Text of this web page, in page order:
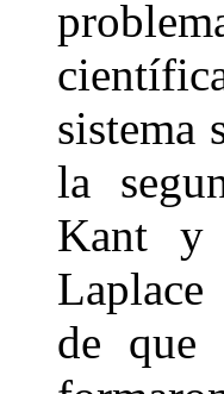
sistema
la
Kant y
de que